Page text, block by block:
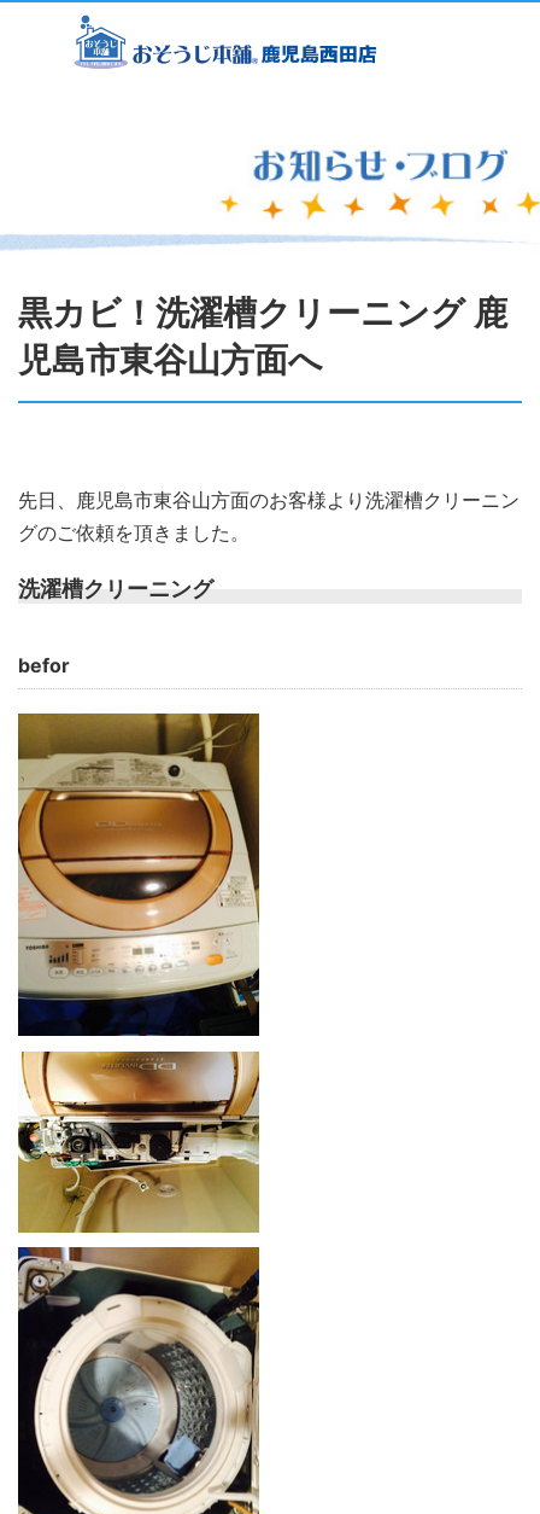
黒カビ！洗濯槽クリーニング 鹿
児島市東谷山方面へ
先日、鹿児島市東谷山方面のお客様より洗濯槽クリーニン
グのご依頼を頂きました。
洗濯槽クリーニング
befor